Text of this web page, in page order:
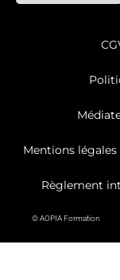
Mentions légales
Règlement
© AOPIA Formation